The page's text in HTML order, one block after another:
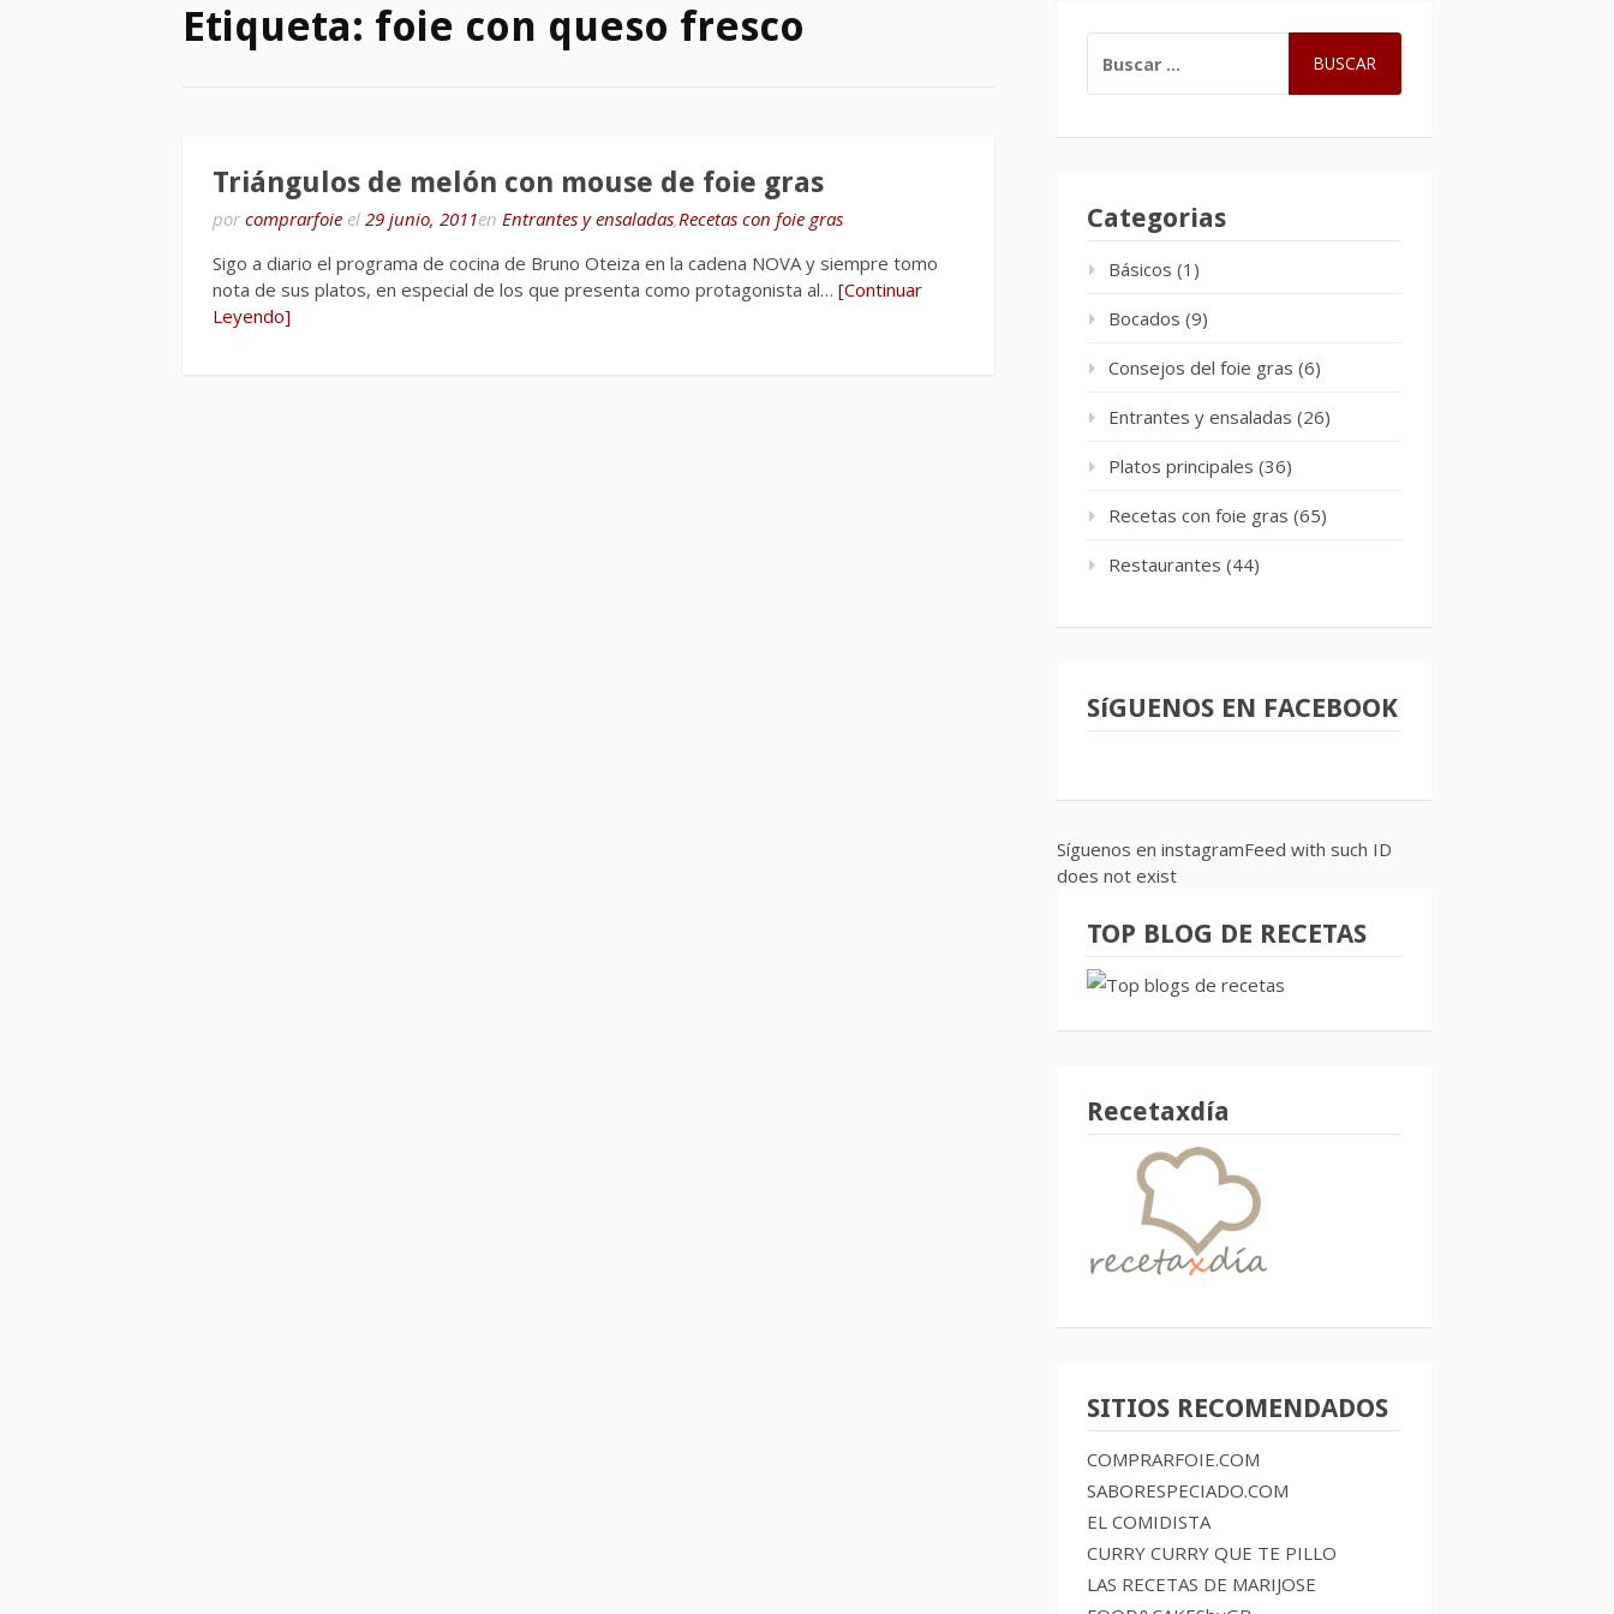
Etiqueta: foie con queso fresco
Triángulos de melón con mouse de foie gras
por comprarfoie el 29 junio, 2011en Entrantes y ensaladas,Recetas con foie gras
Sigo a diario el programa de cocina de Bruno Oteiza en la cadena NOVA y siempre tomo
nota de sus platos, en especial de los que presenta como protagonista al… [Continuar
Leyendo]
Categorias
Básicos (1)
Bocados (9)
Consejos del foie gras (6)
Entrantes y ensaladas (26)
Platos principales (36)
Recetas con foie gras (65)
Restaurantes (44)
SíGUENOS EN FACEBOOK
Síguenos en instagramFeed with such ID
does not exist
TOP BLOG DE RECETAS
Recetaxdía
SITIOS RECOMENDADOS
COMPRARFOIE.COM
SABORESPECIADO.COM
EL COMIDISTA
CURRY CURRY QUE TE PILLO
LAS RECETAS DE MARIJOSE